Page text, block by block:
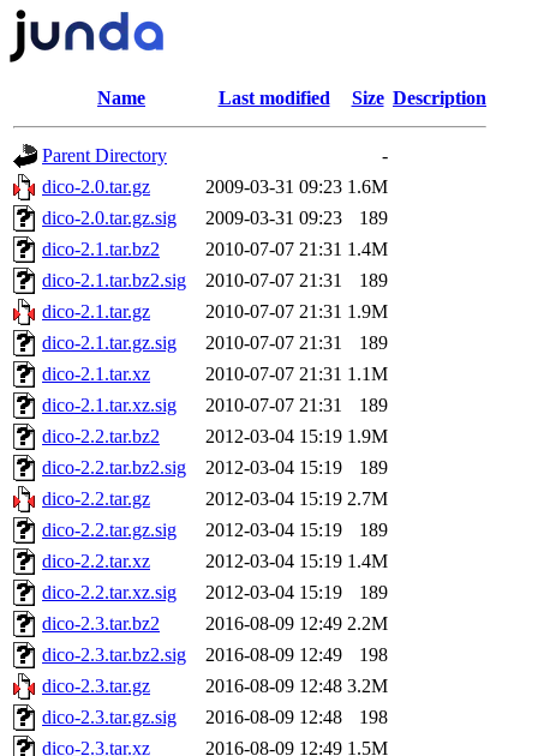
Name Last modified Size Description
Parent Directory
-
dico-2.0.tar.gz
2009-03-31 09:23 1.6M
dico-2.0.tar.gz.sig
2009-03-31 09:23
189
dico-2.1.tar.bz2
2010-07-07 21:31 1.4M
dico-2.1.tar.bz2.sig
2010-07-07 21:31
189
dico-2.1.tar.gz
2010-07-07 21:31 1.9M
dico-2.1.tar.gz.sig
2010-07-07 21:31
189
dico-2.1.tar.xz
2010-07-07 21:31 1.1M
dico-2.1.tar.xz.sig
2010-07-07 21:31
189
dico-2.2.tar.bz2
2012-03-04 15:19 1.9M
dico-2.2.tar.bz2.sig
2012-03-04 15:19
189
dico-2.2.tar.gz
2012-03-04 15:19 2.7M
dico-2.2.tar.gz.sig
2012-03-04 15:19
189
dico-2.2.tar.xz
2012-03-04 15:19 1.4M
dico-2.2.tar.xz.sig
2012-03-04 15:19
189
dico-2.3.tar.bz2
2016-08-09 12:49 2.2M
dico-2.3.tar.bz2.sig
2016-08-09 12:49
198
dico-2.3.tar.gz
2016-08-09 12:48 3.2M
dico-2.3.tar.gz.sig
2016-08-09 12:48
198
dico-2.3.tar.xz
2016-08-09 12:49 1.5M